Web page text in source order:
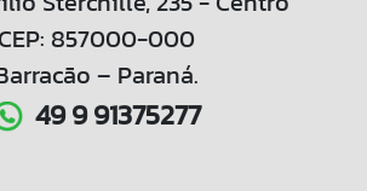
CEP: 857000-000
– Paraná.
49 9 91375277